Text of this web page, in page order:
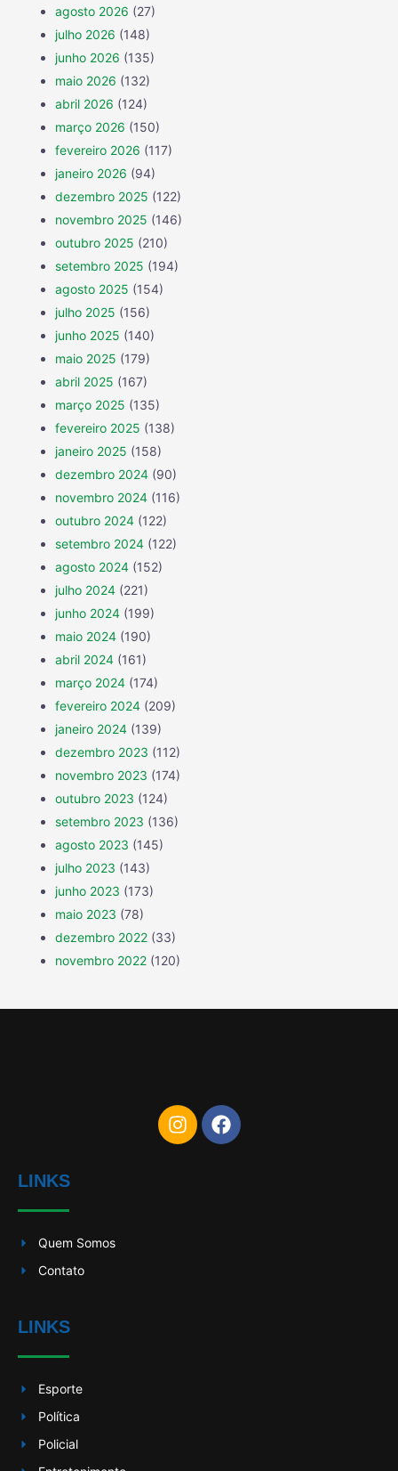
agosto 2026 (27)
julho 2026 (148)
junho 2026 (135)
maio 2026 (132)
abril 2026 (124)
março 2026 (150)
fevereiro 2026 (117)
janeiro 2026 (94)
dezembro 2025 (122)
novembro 2025 (146)
outubro 2025 (210)
setembro 2025 (194)
agosto 2025 (154)
julho 2025 (156)
junho 2025 (140)
maio 2025 (179)
abril 2025 (167)
março 2025 (135)
fevereiro 2025 (138)
janeiro 2025 (158)
dezembro 2024 (90)
novembro 2024 (116)
outubro 2024 (122)
setembro 2024 (122)
agosto 2024 (152)
julho 2024 (221)
junho 2024 (199)
maio 2024 (190)
abril 2024 (161)
março 2024 (174)
fevereiro 2024 (209)
janeiro 2024 (139)
dezembro 2023 (112)
novembro 2023 (174)
outubro 2023 (124)
setembro 2023 (136)
agosto 2023 (145)
julho 2023 (143)
junho 2023 (173)
maio 2023 (78)
dezembro 2022 (33)
novembro 2022 (120)
LINKS
Quem Somos
Contato
LINKS
Esporte
Política
Policial